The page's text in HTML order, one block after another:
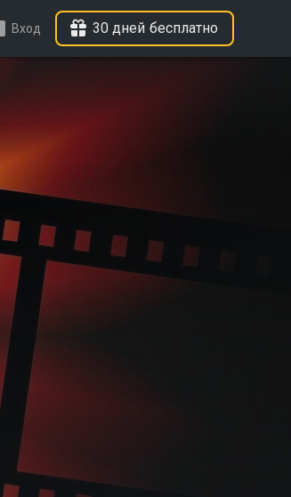
Вход 30 дней бесплатно